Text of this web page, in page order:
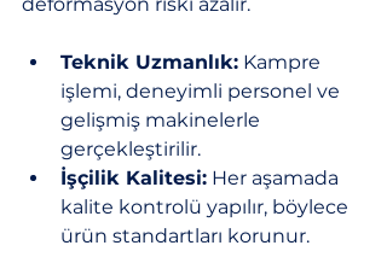
Teknik Uzmanlık: Kampre
işlemi, deneyimli personel ve
gelişmiş makinelerle
gerçekleştirilir.
İşçilik Kalitesi: Her aşamada
kalite kontrolü yapılır, böylece
ürün standartları korunur.